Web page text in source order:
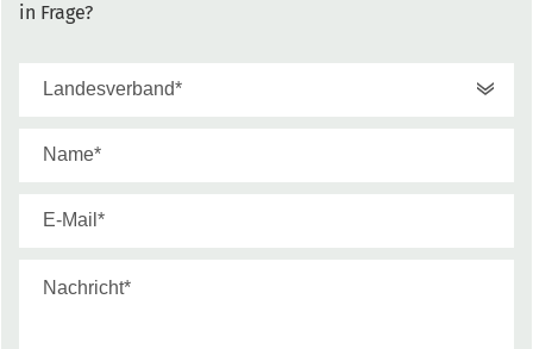
in Frage?